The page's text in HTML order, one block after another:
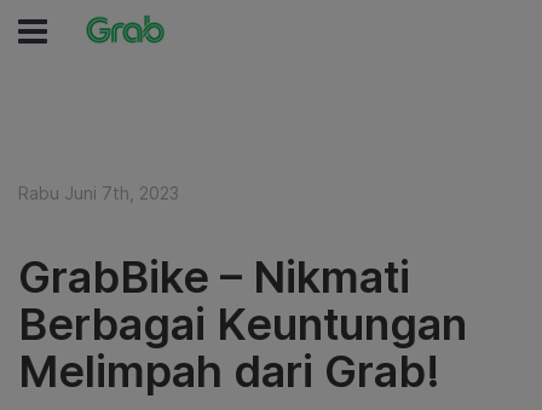
Rabu Juni 7th, 2023
GrabBike – Nikmati
Berbagai Keuntungan
Melimpah dari Grab!